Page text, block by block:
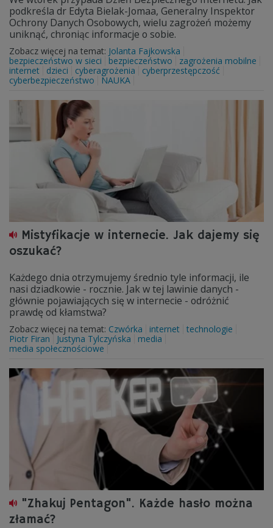
podkreśla dr Edyta Bielak-Jomaa, Generalny Inspektor
Ochrony Danych Osobowych, wielu zagrożeń możemy
uniknąć, chroniąc informacje o sobie.
Zobacz więcej na temat: Jolanta Fajkowska
bezpieczeństwo w sieci
bezpieczeństwo
zagrożenia mobilne
internet
dzieci cyberagrożenia
cyberprzestępczość
cyberbezpieczeństwo
NAUKA
Mistyfikacje w internecie. Jak dajemy się
oszukać?
Każdego dnia otrzymujemy średnio tyle informacji, ile
nasi dziadkowie - rocznie. Jak w tej lawinie danych -
głównie pojawiających się w internecie - odróżnić
prawdę od kłamstwa?
Zobacz więcej na temat: Czwórka internet technologie
Piotr Firan
Justyna Tylczyńska
media
media społecznościowe
"Zhakuj Pentagon". Każde hasło można
złamać?